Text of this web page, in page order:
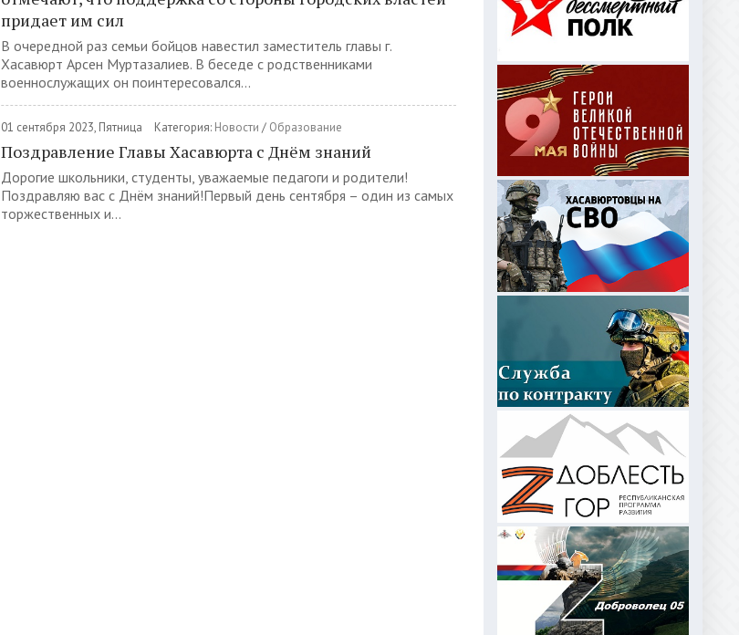
придает им сил
В очередной раз семьи бойцов навестил заместитель главы г.
Хасавюрт Арсен Муртазалиев. В беседе с родственниками
военнослужащих он поинтересовался...
01 сентября 2023, Пятница Категория: Новости / Образование
Поздравление Главы Хасавюрта с Днём знаний
Дорогие школьники, студенты, уважаемые педагоги и родители!
Поздравляю вас с Днём знаний!Первый день сентября – один из самых
торжественных и...